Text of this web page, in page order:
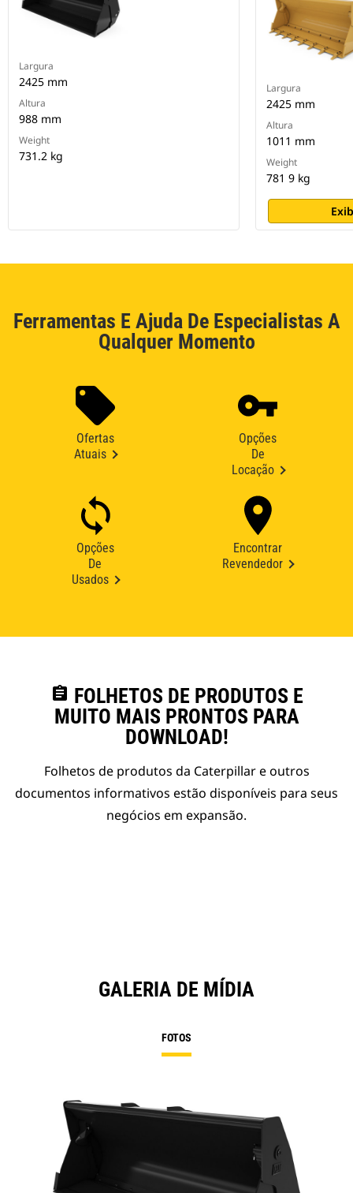
Largura
2425 mm
Altura
988 mm
Weight
731.2 kg
Largura
2425 mm
Altura
1011 mm
Weight
781 9 kg
Ferramentas E Ajuda De Especialistas A
Qualquer Momento
Ofertas
Atuais
Opções
De
Locação
Opções
De
Usados
Encontrar
Revendedor
assignment FOLHETOS DE PRODUTOS E
MUITO MAIS PRONTOS PARA
DOWNLOAD!
Folhetos de produtos da Caterpillar e outros
documentos informativos estão disponíveis para seus
negócios em expansão.
GALERIA DE MÍDIA
FOTOS